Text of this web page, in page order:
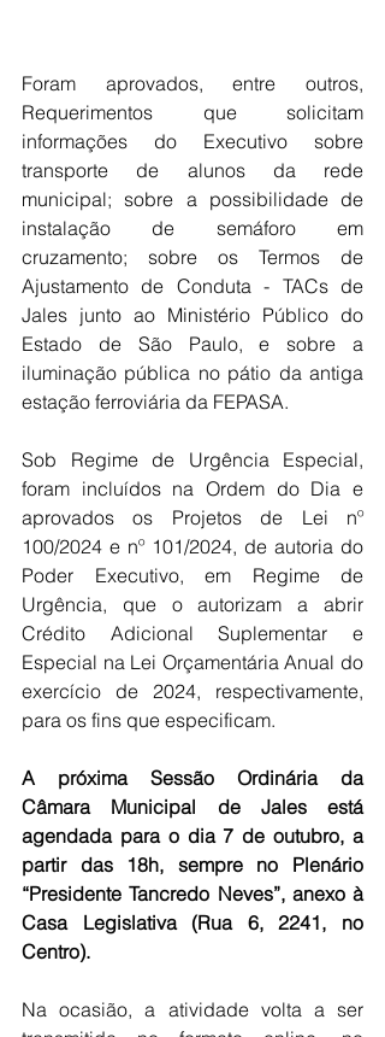
Foram aprovados, entre outros,
Requerimentos que solicitam
informações do Executivo sobre
transporte de alunos da rede
municipal; sobre a possibilidade de
instalação de semáforo em
cruzamento; sobre os Termos de
Ajustamento de Conduta - TACs de
Jales junto ao Ministério Público do
Estado de São Paulo, e sobre a
iluminação pública no pátio da antiga
estação ferroviária da FEPASA.
Sob Regime de Urgência Especial,
foram incluídos na Ordem do Dia e
aprovados os Projetos de Lei nº
100/2024 e nº 101/2024, de autoria do
Poder Executivo, em Regime de
Urgência, que o autorizam a abrir
Crédito Adicional Suplementar e
Especial na Lei Orçamentária Anual do
exercício de 2024, respectivamente,
para os fins que especificam.
A próxima Sessão Ordinária da
Câmara Municipal de Jales está
agendada para o dia 7 de outubro, a
partir das 18h, sempre no Plenário
“Presidente Tancredo Neves”, anexo à
Casa Legislativa (Rua 6, 2241, no
Centro).
Na ocasião, a atividade volta a ser